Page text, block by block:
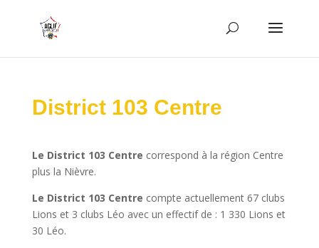
District 103 Centre
Le District 103 Centre correspond à la région Centre
plus la Nièvre.
Le District 103 Centre compte actuellement 67 clubs
Lions et 3 clubs Léo avec un effectif de : 1 330 Lions et
30 Léo.